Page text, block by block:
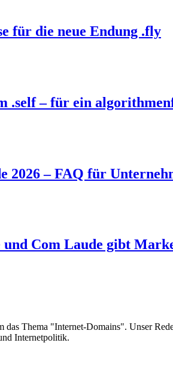
für die neue Endung .fly
.self – für ein
2026 – FAQ für
Com Laude gibt
Thema "Internet-Domains". Unser
Internetpolitik.